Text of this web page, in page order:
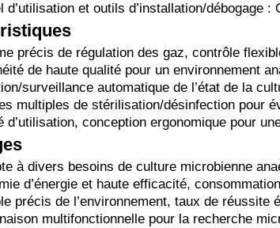
d’utilisation et outils d’installation/débogage
précis de régulation des gaz, contrôle
de haute qualité pour un environnement
surveillance automatique de l’état de la
multiples de stérilisation/désinfection pour
d’utilisation, conception ergonomique pour
à divers besoins de culture microbienne
d’énergie et haute efficacité,
précis de l’environnement, taux de réussite
multifonctionnelle pour la recherche